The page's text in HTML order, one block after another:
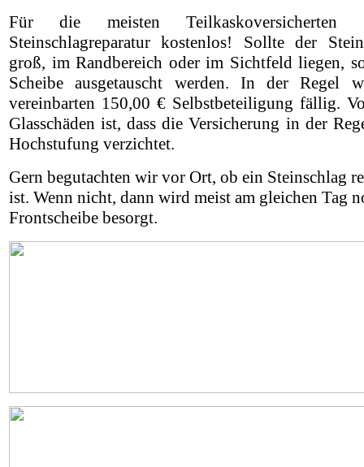
Für die meisten
Steinschlagreparatur kostenlos! Sollte der
groß, im Randbereich oder im Sichtfeld liegen,
Scheibe ausgetauscht werden. In der Regel
vereinbarten 150,00 € Selbstbeteiligung fällig.
Glasschäden ist, dass die Versicherung in der
Hochstufung verzichtet.
Gern begutachten wir vor Ort, ob ein Steinschlag
ist. Wenn nicht, dann wird meist am gleichen Tag
Frontscheibe besorgt.